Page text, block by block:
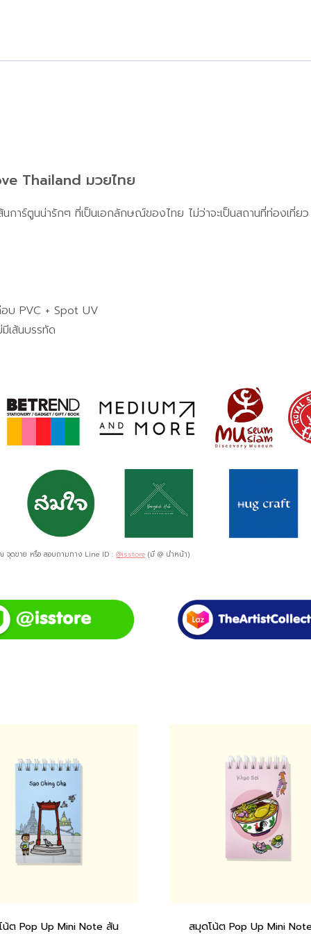
Thailand มวยไทย
การ์ตูนน่ารักๆ ที่เป็นเอกลักษณ์ของไทย ไม่ว่าจะเป็นสถานที่ท่องเ
บ PVC + Spot UV
เส้นบรรทัด
ณ จุดขาย หรือ สอบถามทาง Line ID :@isstore (มี @ นำหน้า)
น้ต Pop Up Mini Note สัน
สมุดโน้ต Pop Up Mini